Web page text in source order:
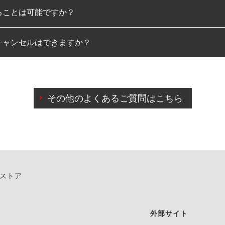
みとなります。
とは可能ですか？
可能です。
ンセルはできますか？
によりご予約のキャンセルをご希望の際は、直接ご予約いた
その他のよくあるご質問はこちら
トア
外部サイト